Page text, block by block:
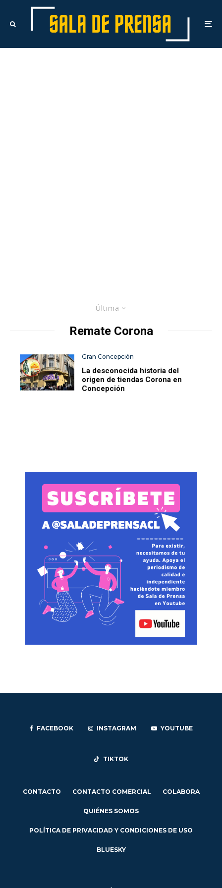
Última
Remate Corona
Gran Concepción
La desconocida historia del
origen de tiendas Corona en
Concepción
FACEBOOK INSTAGRAM YOUTUBE
TIKTOK
CONTACTO CONTACTO COMERCIAL COLABORA
QUIÉNES SOMOS
POLÍTICA DE PRIVACIDAD Y CONDICIONES DE USO
BLUESKY